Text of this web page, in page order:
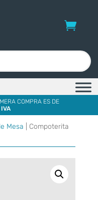
COMPRA ES DE
Mesa | Compoterita